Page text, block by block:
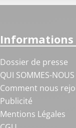
Informations
Dossier de presse
QUI SOMMES-NOUS
Comment nous
Publicité
Mentions Légales